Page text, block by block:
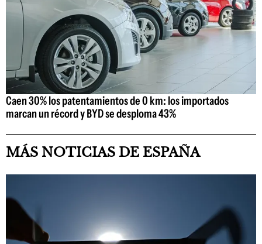
Caen 30% los patentamientos de 0 km: los importados
marcan un récord y BYD se desploma 43%
MÁS NOTICIAS DE ESPAÑA